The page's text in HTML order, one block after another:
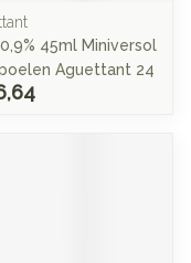
45ml Miniversol
Aguettant 24